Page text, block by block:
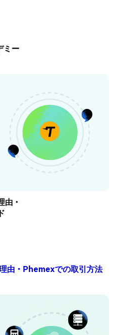
ミー
・
由・Phemexでの取引方法